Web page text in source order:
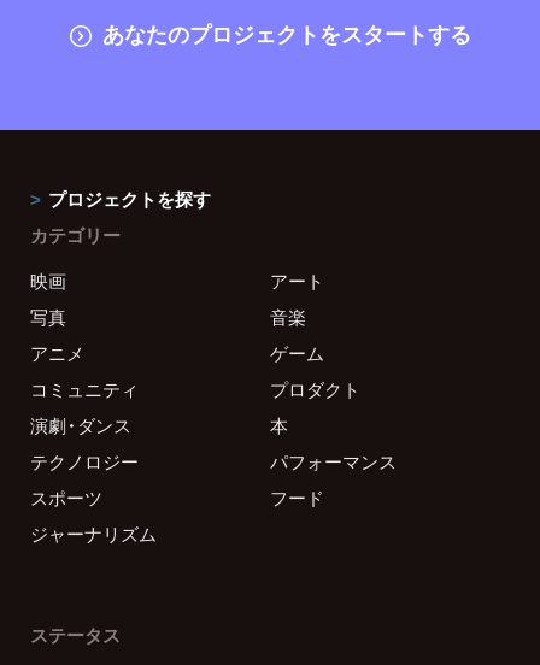
あなたのプロジェクトをスタートする
プロジェクトを探す
カテゴリー
映画
アート
写真
音楽
アニメ
ゲーム
コミュニティ
プロダクト
演劇・ダンス
本
テクノロジー
パフォーマンス
スポーツ
フード
ジャーナリズム
ステータス